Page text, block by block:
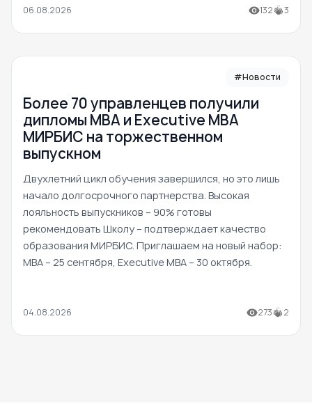
06.08.2026 132 3
#Новости
Более 70 управленцев получили
дипломы MBA и Executive MBA
МИРБИС на торжественном
выпускном
Двухлетний цикл обучения завершился, но это лишь
начало долгосрочного партнерства. Высокая
лояльность выпускников – 90% готовы
рекомендовать Школу – подтверждает качество
образования МИРБИС. Приглашаем на новый набор:
MBA – 25 сентября, Executive MBA – 30 октября.
04.08.2026 273 2